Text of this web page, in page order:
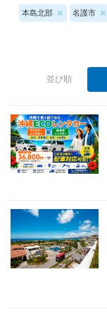
本島北部 名護市
並び順